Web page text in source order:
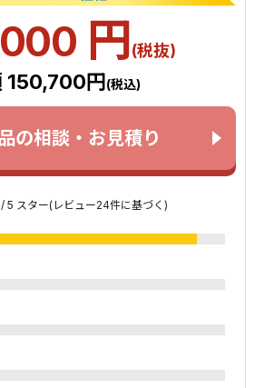
円(税抜)
150,700円 (税込)
の相談・お見積り
5 スター(レビュー24件に基づく)